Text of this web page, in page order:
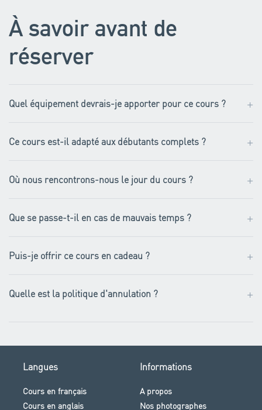
À savoir avant de
réserver
Quel équipement devrais-je apporter pour ce cours ? +
Ce cours est-il adapté aux débutants complets ? +
Où nous rencontrons-nous le jour du cours ? +
Que se passe-t-il en cas de mauvais temps ? +
Puis-je offrir ce cours en cadeau ? +
Quelle est la politique d'annulation ? +
Langues
Cours en français
Cours en anglais
Informations
A propos
Nos photographes